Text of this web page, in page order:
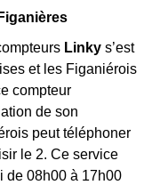
Linky s’est
et les Figaniérois
compteur
de son
peut téléphoner
le 2. Ce service
de 08h00 à 17h00